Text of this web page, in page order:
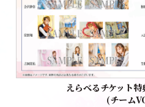
えらべるチケット
(チーム